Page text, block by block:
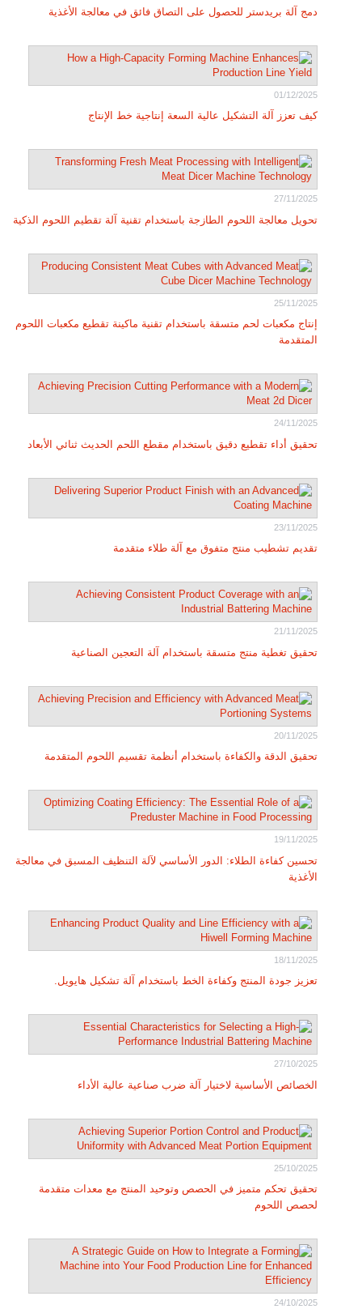
دمج آلة بريدستر للحصول على التصاق فائق في معالجة الأغذية
01/12/2025
كيف تعزز آلة التشكيل عالية السعة إنتاجية خط الإنتاج
27/11/2025
تحويل معالجة اللحوم الطازجة باستخدام تقنية آلة تقطيم اللحوم الذكية
25/11/2025
إنتاج مكعبات لحم متسقة باستخدام تقنية ماكينة تقطيع مكعبات اللحوم
المتقدمة
24/11/2025
تحقيق أداء تقطيع دقيق باستخدام مقطع اللحم الحديث ثنائي الأبعاد
23/11/2025
تقديم تشطيب منتج متفوق مع آلة طلاء متقدمة
21/11/2025
تحقيق تغطية منتج متسقة باستخدام آلة التعجين الصناعية
20/11/2025
تحقيق الدقة والكفاءة باستخدام أنظمة تقسيم اللحوم المتقدمة
19/11/2025
تحسين كفاءة الطلاء: الدور الأساسي لآلة التنظيف المسبق في معالجة
الأغذية
18/11/2025
تعزيز جودة المنتج وكفاءة الخط باستخدام آلة تشكيل هايويل.
27/10/2025
الخصائص الأساسية لاختيار آلة ضرب صناعية عالية الأداء
25/10/2025
تحقيق تحكم متميز في الحصص وتوحيد المنتج مع معدات متقدمة
لحصص اللحوم
24/10/2025